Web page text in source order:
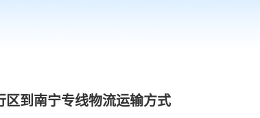
区到南宁专线物流运输方式